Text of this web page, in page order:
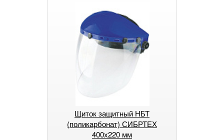
Щиток защитный НБТ
(поликарбонат) СИБРТЕХ
400х220 мм